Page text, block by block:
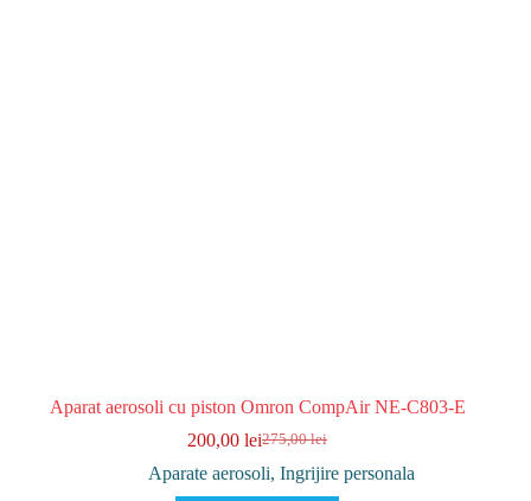
Aparat aerosoli cu piston Omron CompAir NE-C803-E
275,00lei
Prețul
inițial
200,00leiPrețul
curent
Aparate aerosoli, Ingrijire personala